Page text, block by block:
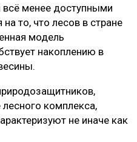
всё менее доступными
то, что лесов в стране
модель
накоплению в
лесного комплекса,
не иначе как